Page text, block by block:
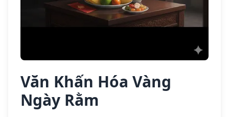
Văn Khấn Hóa Vàng
Ngày Rằm